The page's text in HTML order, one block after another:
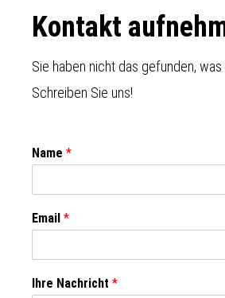
Footer
Kontakt
Sie haben nicht das gefunden,
Schreiben Sie uns!
Name *
Email *
Ihre Nachricht *